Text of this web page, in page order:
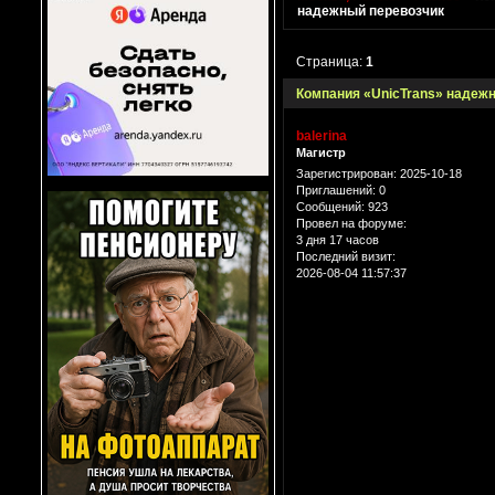
надежный перевозчик
Компания «UnicTrans»
Страница:1
balerina
Магистр
Зарегистрирован: 2025-10-18
Приглашений: 0
Сообщений: 923
Провел на форуме:
3 дня 17 часов
Последний визит:
2026-08-04 11:57:37